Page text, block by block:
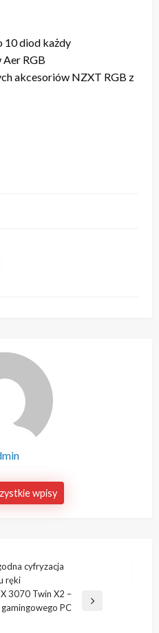
10 diod każdy
RGB
akcesoriów NZXT RGB z
wpisy
cyfryzacja
ręki
3070 Twin X2 –
PC